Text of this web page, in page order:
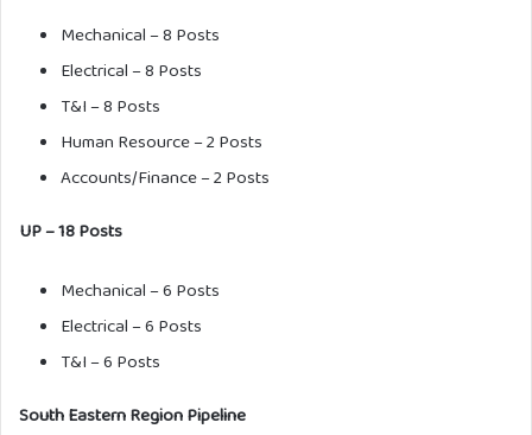
Mechanical – 8 Posts
Electrical – 8 Posts
T&I – 8 Posts
Human Resource – 2 Posts
Accounts/Finance – 2 Posts
UP – 18 Posts
Mechanical – 6 Posts
Electrical – 6 Posts
T&I – 6 Posts
South Eastern Region Pipeline